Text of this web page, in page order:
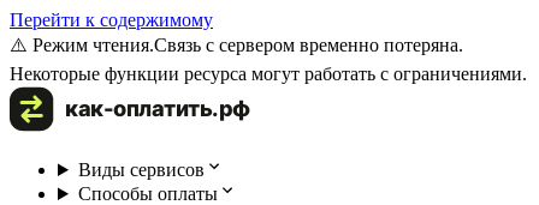
Перейти к содержимому
⚠️ Режим чтения.Связь с сервером временно потеряна.
Некоторые функции ресурса могут работать с ограничениями.
Виды сервисов
Способы оплаты